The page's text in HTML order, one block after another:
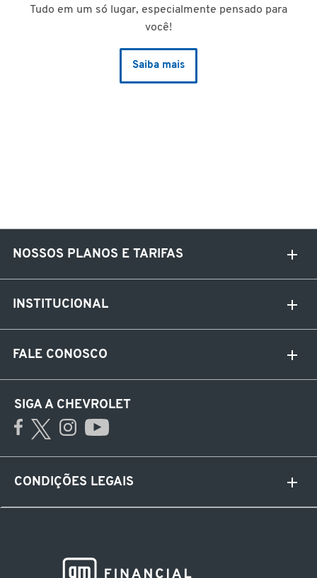
Tudo em um só lugar, especialmente pensado para
você!
Saiba mais
NOSSOS PLANOS E TARIFAS
INSTITUCIONAL
FALE CONOSCO
SIGA A CHEVROLET
CONDIÇÕES LEGAIS